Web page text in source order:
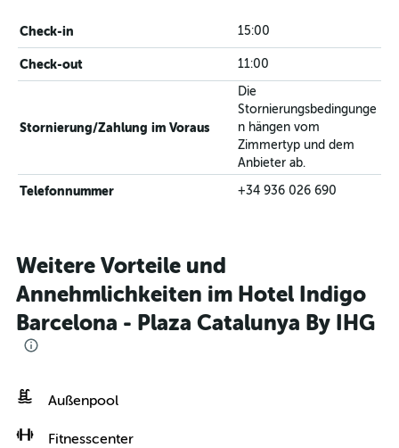
Check-in 15:00
Check-out 11:00
Stornierung/Zahlung im Voraus
Die
Stornierungsbedingunge
n hängen vom
Zimmertyp und dem
Anbieter ab.
Telefonnummer +34 936 026 690
Weitere Vorteile und
Annehmlichkeiten im Hotel Indigo
Barcelona - Plaza Catalunya By IHG
Außenpool
Fitnesscenter